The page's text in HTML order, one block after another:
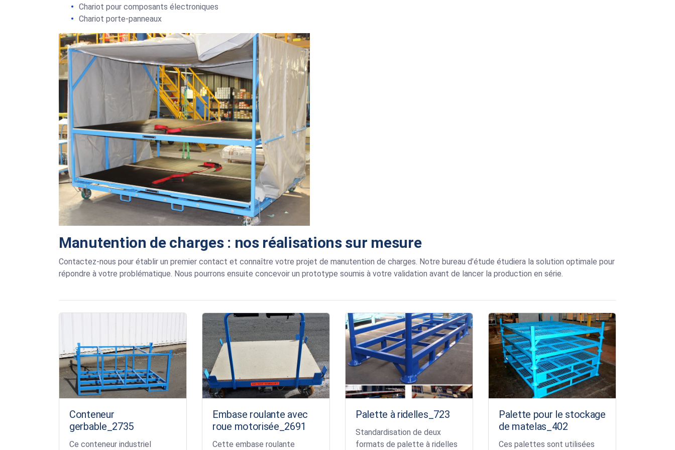
Chariot pour composants électroniques
Chariot porte-panneaux
Manutention de charges : nos réalisations sur mesure
Contactez-nous pour établir un premier contact et connaître votre projet de manutention de charges. Notre bureau d’étude étudiera la solution optimale pour
répondre à votre problématique. Nous pourrons ensuite concevoir un prototype soumis à votre validation avant de lancer la production en série.
Conteneur
gerbable_2735
Ce conteneur industriel
Embase roulante avec
roue motorisée_2691
Cette embase roulante
Palette à ridelles_723
Standardisation de deux
formats de palette à ridelles
Palette pour le stockage
de matelas_402
Ces palettes sont utilisées